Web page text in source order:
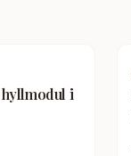
hyllmodul i